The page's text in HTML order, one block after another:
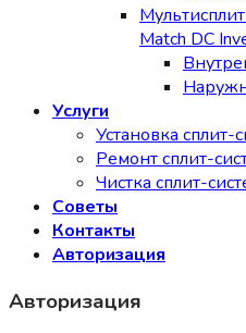
Match DC
Услуги
Установка сплит-
Ремонт сплит-
Чистка сплит-
Советы
Контакты
Авторизация
Авторизация